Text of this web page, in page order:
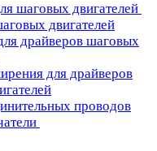
шаговых двигателей
двигателей
драйверов шаговых
для драйверов
проводов